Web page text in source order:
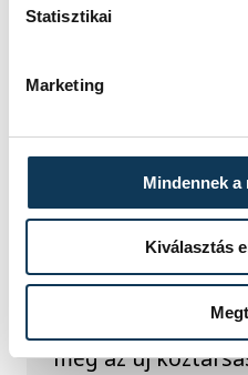
Statisztikai
Marketing
Mindennek a
Kiválasztás
működéséért,
A Tisza-
jövő
A Tisza-frakció
a parlament jövő
meg az új